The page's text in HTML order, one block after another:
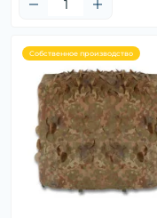
Собственное производство